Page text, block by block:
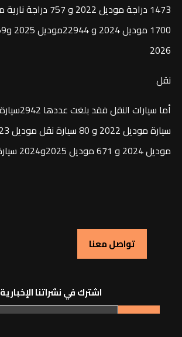
2026
نقل
موديل 2024 و 671 موديل 2025و2024 سيارة موديل 2026
اشترك في نشراتنا الإخبارية
تواصل معنا